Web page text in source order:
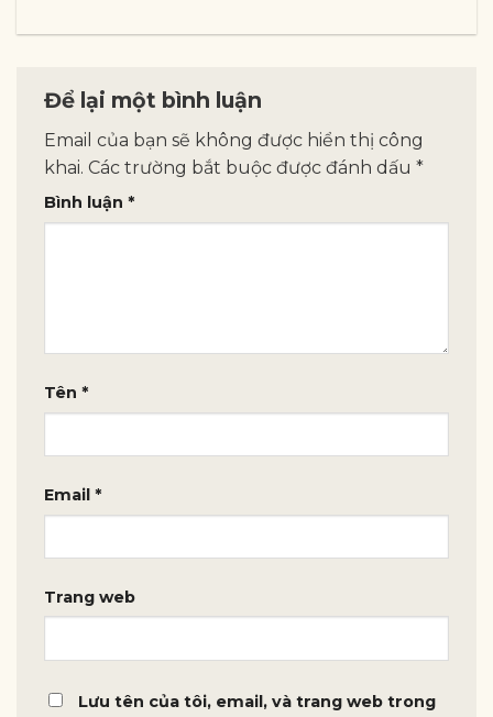
Để lại một bình luận
Email của bạn sẽ không được hiển thị công
khai. Các trường bắt buộc được đánh dấu *
Bình luận *
Tên *
Email *
Trang web
Lưu tên của tôi, email, và trang web trong